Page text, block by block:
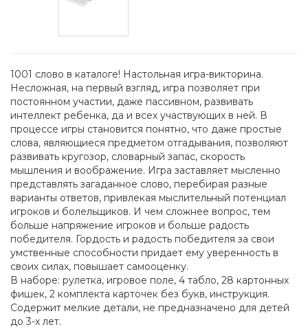
1001 слово в каталоге! Настольная игра-викторина.
Несложная, на первый взгляд, игра позволяет при
постоянном участии, даже пассивном, развивать
интеллект ребенка, да и всех участвующих в ней. В
процессе игры становится понятно, что даже простые
слова, являющиеся предметом отгадывания, позволяют
развивать кругозор, словарный запас, скорость
мышления и воображение. Игра заставляет мысленно
представлять загаданное слово, перебирая разные
варианты ответов, привлекая мыслительный потенциал
игроков и болельщиков. И чем сложнее вопрос, тем
больше напряжение игроков и больше радость
победителя. Гордость и радость победителя за свои
умственные способности придает ему уверенность в
своих силах, повышает самооценку.
В наборе: рулетка, игровое поле, 4 табло, 28 картонных
фишек, 2 комплекта карточек без букв, инструкция.
Содержит мелкие детали, не предназначено для детей
до 3-х лет.